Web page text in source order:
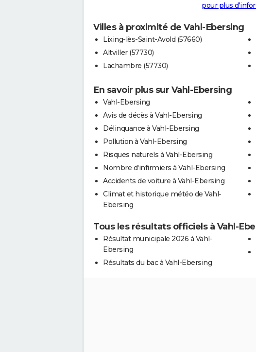
pour plus
Villes à proximité de Vahl-Ebersing
Lixing-lès-Saint-Avold (57660)
Altviller (57730)
Lachambre (57730)
En savoir plus sur Vahl-Ebersing
Vahl-Ebersing
Avis de décès à Vahl-Ebersing
Délinquance à Vahl-Ebersing
Pollution à Vahl-Ebersing
Risques naturels à Vahl-Ebersing
Nombre d'infirmiers à Vahl-Ebersing
Accidents de voiture à Vahl-Ebersing
Climat et historique météo de Vahl-
Ebersing
Tous les résultats officiels à Vahl-
Résultat municipale 2026 à Vahl-
Ebersing
Résultats du bac à Vahl-Ebersing